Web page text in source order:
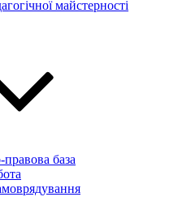
майстерності
база